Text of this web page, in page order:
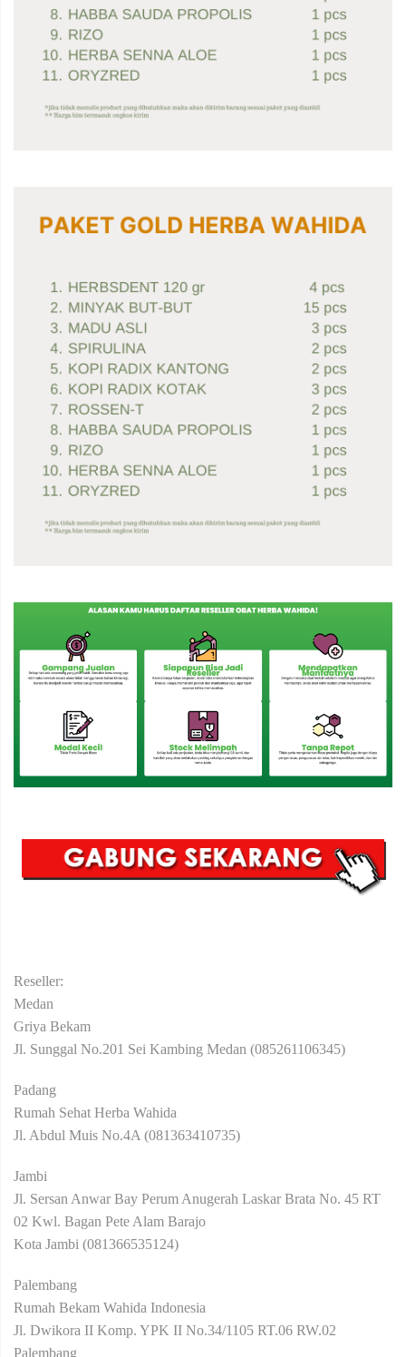
Reseller:
Medan
Griya Bekam
Jl. Sunggal No.201 Sei Kambing Medan (085261106345)
Padang
Rumah Sehat Herba Wahida
Jl. Abdul Muis No.4A (081363410735)
Jambi
Jl. Sersan Anwar Bay Perum Anugerah Laskar Brata No. 45 RT
02 Kwl. Bagan Pete Alam Barajo
Kota Jambi (081366535124)
Palembang
Rumah Bekam Wahida Indonesia
Jl. Dwikora II Komp. YPK II No.34/1105 RT.06 RW.02
Palembang